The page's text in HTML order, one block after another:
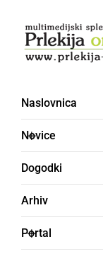
Naslovnica
Novice
Dogodki
Arhiv
Portal
Patrik